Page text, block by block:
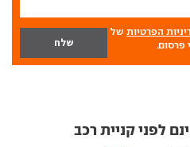
הפרטיות של
לפני קניית רכב